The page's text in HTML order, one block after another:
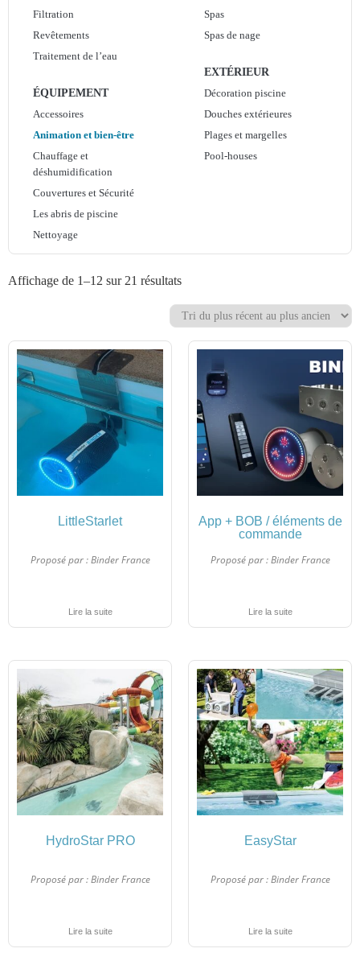
Filtration
Revêtements
Traitement de l’eau
ÉQUIPEMENT
Accessoires
Animation et bien-être
Chauffage et
déshumidification
Couvertures et Sécurité
Les abris de piscine
Nettoyage
Spas
Spas de nage
EXTÉRIEUR
Décoration piscine
Douches extérieures
Plages et margelles
Pool-houses
Affichage de 1–12 sur 21 résultats
LittleStarlet
Proposé par :Binder France
Lire la suite
App + BOB / éléments de
commande
Proposé par :Binder France
Lire la suite
HydroStar PRO
Proposé par :Binder France
Lire la suite
EasyStar
Proposé par :Binder France
Lire la suite